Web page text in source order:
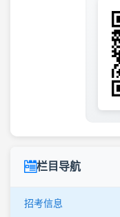
栏目导航
招考信息